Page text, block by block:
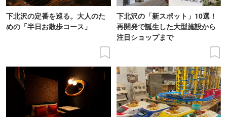
下北沢の定番を巡る。大人のた
めの「半日お散歩コース」
下北沢の「新スポット」10選！
再開発で誕生した大型施設から
注目ショップまで